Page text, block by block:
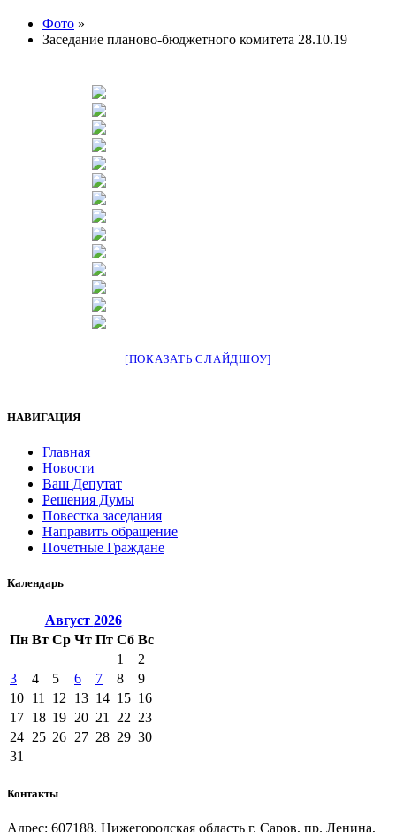
Фото »
Заседание планово-бюджетного комитета 28.10.19
[ПОКАЗАТЬ СЛАЙДШОУ]
НАВИГАЦИЯ
Главная
Новости
Ваш Депутат
Решения Думы
Повестка заседания
Направить обращение
Почетные Граждане
Календарь
Август 2026
Пн Вт Ср Чт Пт Сб Вс
1
2
3
4 5 6 7 8
9
10 11 12 13 14 15 16
17 18 19 20 21 22 23
24 25 26 27 28 29 30
31
Контакты
Адрес: 607188, Нижегородская область г. Саров, пр. Ленина,